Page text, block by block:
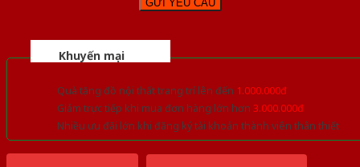
Khuyến mại
Quà tặng đồ nội thất trang trí lên đến 1.000.000đ
Giảm trực tiếp khi mua đơn hàng lớn hơn 3.000.000đ
Nhiều ưu đãi lớn khi đăng ký tài khoản thành viên thân thiết